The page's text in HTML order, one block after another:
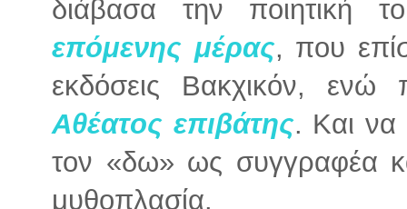
διάβασα την ποιητική
επόμενης μέρας, που
εκδόσεις Βακχικόν,
Αθέατος επιβάτης. Και να
τον «δω» ως συγγραφέα
μυθοπλασία.